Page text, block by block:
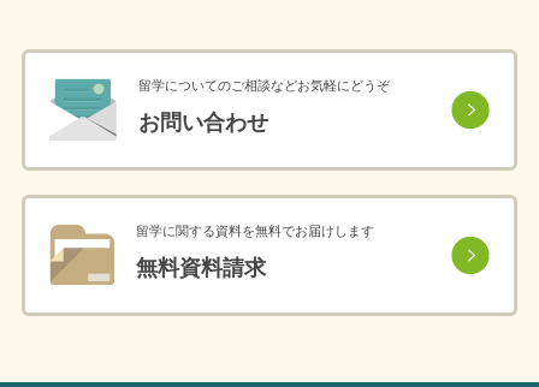
留学についてのご相談などお気軽にどうぞ
お問い合わせ
留学に関する資料を無料でお届けします
無料資料請求